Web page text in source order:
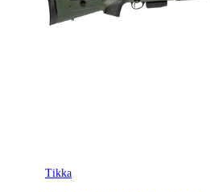
Tikka